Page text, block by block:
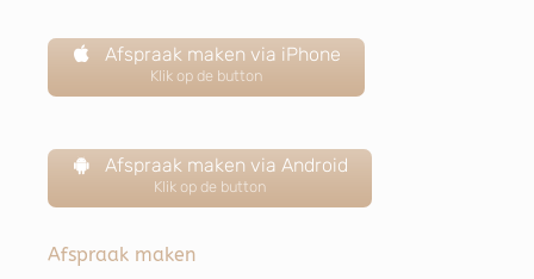
Afspraak maken via iPhone
Klik op de button
Afspraak maken via Android
Klik op de button
Afspraak maken